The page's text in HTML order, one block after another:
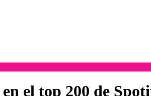
el top 200 de